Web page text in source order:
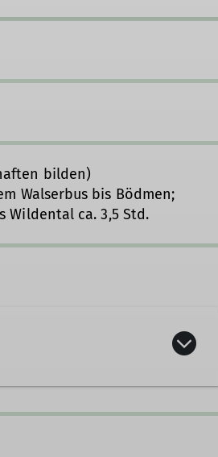
bilden)
Walserbus bis Bödmen;
Wildental ca. 3,5 Std.